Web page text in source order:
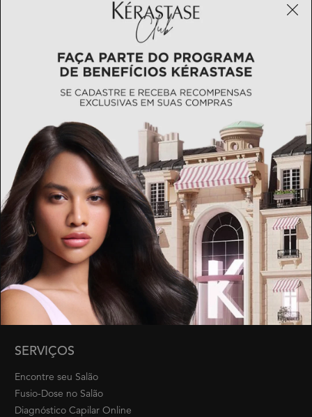
Perguntas Frequentes
Minha Conta
Meus Pedidos
Política de Privacidade
Proteja-se de Golpes
SOBRE KÉRASTASE
Herança Kérastase
Luxo Responsável
Pesquisa e Desenvolvimento
Nossos Especialistas
Carreira
SERVIÇOS
Encontre seu Salão
Fusio-Dose no Salão
Diagnóstico Capilar Online